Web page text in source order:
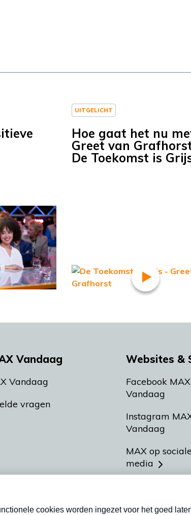
UITGELICHT
Hoe gaat het nu
Greet van
De Toekomst is
Vandaag
Vandaag
vragen
Websites &
Facebook MAX
Vandaag
Instagram
Vandaag
MAX op sociale
media
Meldpunt